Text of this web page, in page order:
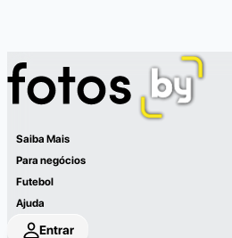
Saiba Mais
Para negócios
Futebol
Ajuda
Entrar